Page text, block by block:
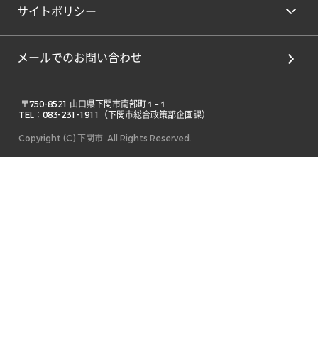
サイトポリシー
メールでのお問い合わせ
TEL：083-231-1911（下関市総合政策部企画課）
Copyright (C) 下関市. All Rights Reserved.